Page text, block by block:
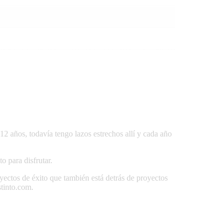
años, todavía tengo lazos estrechos allí y cada año
para disfrutar.
de éxito que también está detrás de proyectos